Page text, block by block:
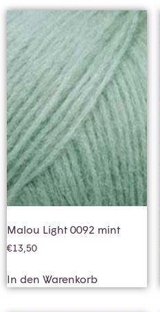
Malou Light 0092 mint
€13,50
In den Warenkorb